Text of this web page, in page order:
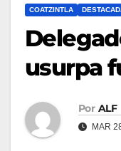
COATZINTLA
usurpa
Por ALF
MAR